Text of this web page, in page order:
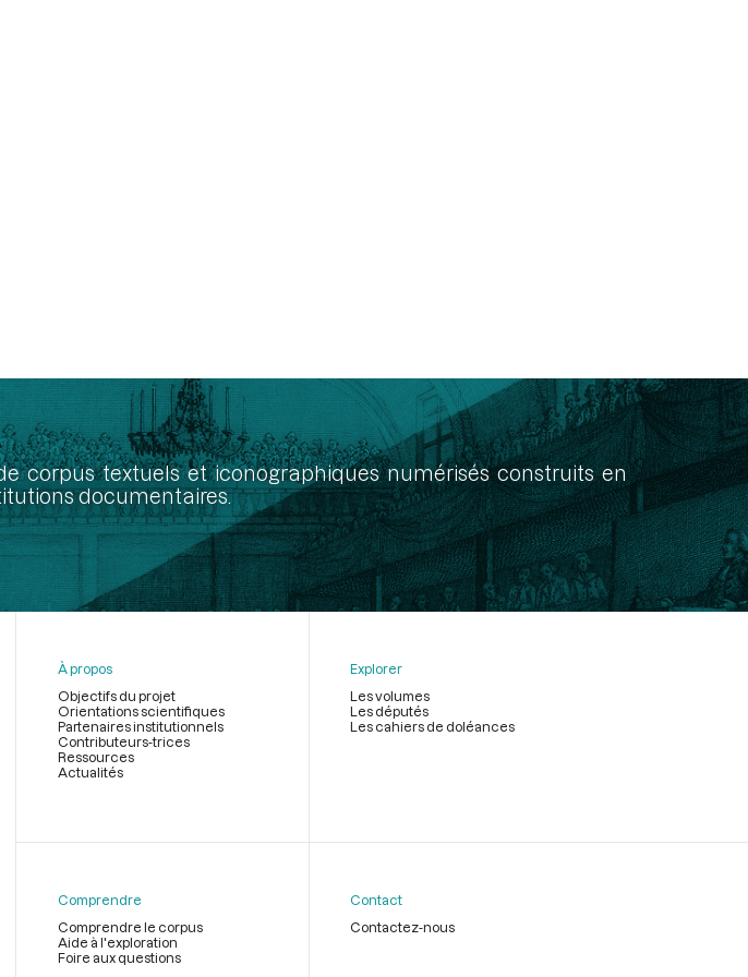
corpus textuels et iconographiques numérisés construits en
documentaires.
page
À propos
Objectifs du projet
Orientations scientifiques
Partenaires institutionnels
Contributeurs-trices
Ressources
Actualités
Explorer
Les volumes
Les députés
Les cahiers de doléances
Comprendre
Comprendre le corpus
Aide à l'exploration
Foire aux questions
Contact
Contactez-nous